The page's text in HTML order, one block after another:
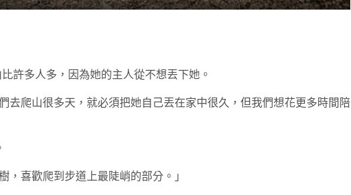
Mute Settings
Enter
許多人多，因為她的主人從不想丟下她。
去爬山很多天，就必須把她自己丟在家中很久，但我們想花更多時間陪
，喜歡爬到步道上最陡峭的部分。」